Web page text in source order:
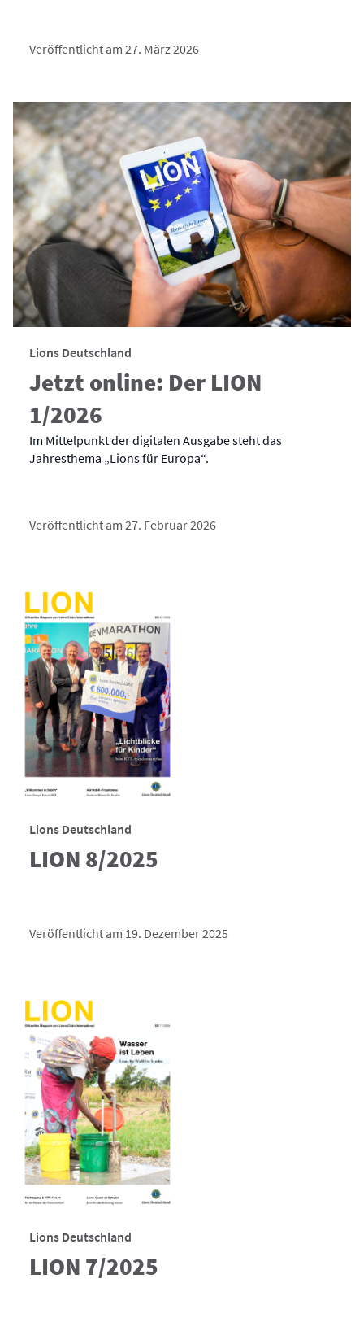
Veröffentlicht am 27. März 2026
Lions Deutschland
Jetzt online: Der LION
1/2026
Im Mittelpunkt der digitalen Ausgabe steht das
Jahresthema „Lions für Europa“.
Veröffentlicht am 27. Februar 2026
Lions Deutschland
LION 8/2025
Veröffentlicht am 19. Dezember 2025
Lions Deutschland
LION 7/2025